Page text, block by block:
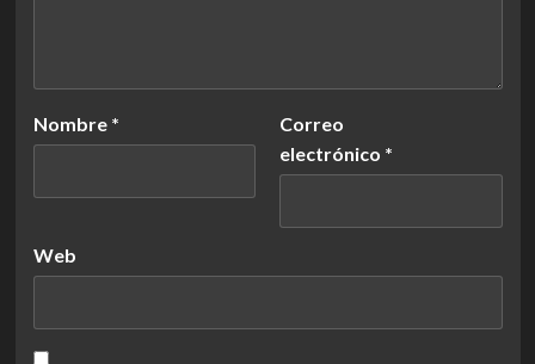
Nombre *
Correo
electrónico *
Web